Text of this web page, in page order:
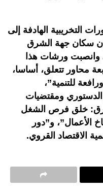
التخريبية الهادفة إلى
إن سكان جهة الشرق
وانصبت ورشات هذا
محاور تتعلق، أساسا،
للتنمية”،
الدستوري ومقتضيات
خلق فرص الشغل
الأعمال”، و”دور
الاقتصاد القروي.